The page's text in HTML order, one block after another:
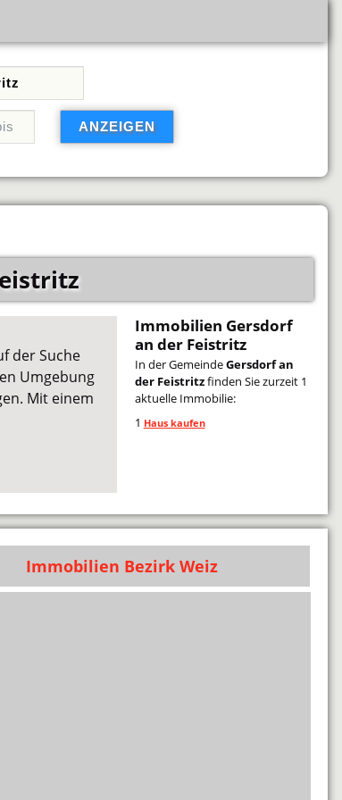
der Suche
Umgebung
Mit einem
Immobilien Gersdorf
an der Feistritz
In der GemeindeGersdorf an
der Feistritzfinden Sie zurzeit 1
aktuelle Immobilie:
1 Haus kaufen
Immobilien Bezirk Weiz